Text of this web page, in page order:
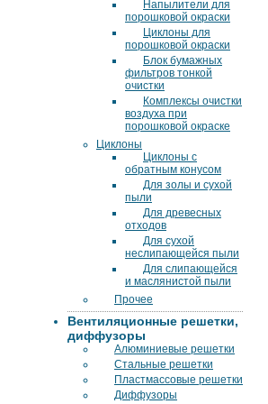
Напылители для
порошковой окраски
Циклоны для
порошковой окраски
Блок бумажных
фильтров тонкой
очистки
Комплексы очистки
воздуха при
порошковой окраске
Циклоны
Циклоны с
обратным конусом
Для золы и сухой
пыли
Для древесных
отходов
Для сухой
неслипающейся пыли
Для слипающейся
и маслянистой пыли
Прочее
Вентиляционные решетки,
диффузоры
Алюминиевые решетки
Стальные решетки
Пластмассовые решетки
Диффузоры